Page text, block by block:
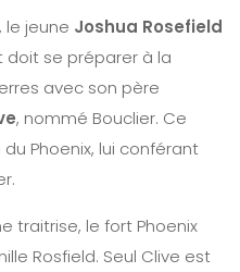
le jeune Joshua Rosefield
doit se préparer à la
avec son père
, nommé Bouclier. Ce
Phoenix, lui conférant
traitrise, le fort Phoenix
Rosfield. Seul Clive est